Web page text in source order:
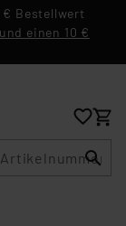
€ Bestellwert
einen 10 €